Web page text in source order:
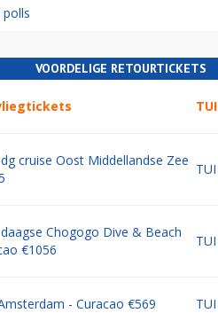
polls
VOORDELIGE RETOURTICKETS
TUI
dg cruise Oost Middellandse Zee
TUI
daagse Chogogo Dive & Beach
€1056
TUI
- Curacao €569 TUI